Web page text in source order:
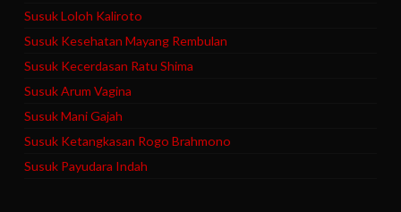
Susuk Loloh Kaliroto
Susuk Kesehatan Mayang Rembulan
Susuk Kecerdasan Ratu Shima
Susuk Arum Vagina
Susuk Mani Gajah
Susuk Ketangkasan Rogo Brahmono
Susuk Payudara Indah